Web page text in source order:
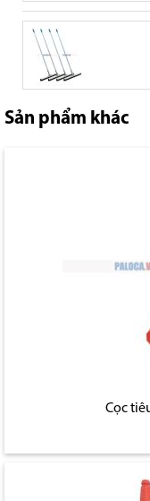
Sản phẩm khác
Cọc